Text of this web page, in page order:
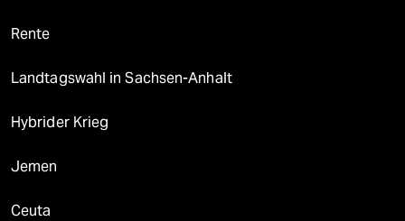
Rente
Landtagswahl in Sachsen-Anhalt
Hybrider Krieg
Jemen
Ceuta